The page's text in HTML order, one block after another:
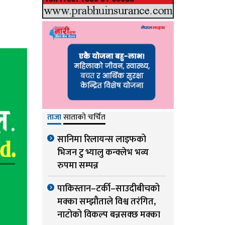
ताजासाताको चर्चित
सानिमा रिलायन्स लाइफको
भिजन टु भ्यालु कन्क्लेभ भव्य
रुपमा सम्पन्न
पाकिस्तान–टर्की–साउदीबीचको
मक्का सम्झौताले विश्व तरंगित,
नाटोको विकल्प बन्नसक्छ मक्का